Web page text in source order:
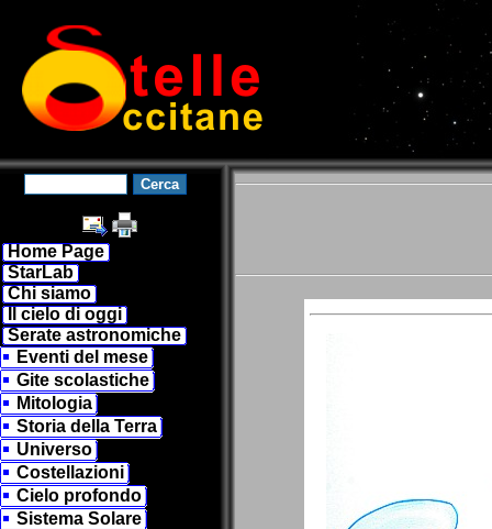
Home Page
StarLab
Chi siamo
Il cielo di oggi
Serate astronomiche
Eventi del mese
Gite scolastiche
Mitologia
Storia della Terra
Universo
Costellazioni
Cielo profondo
Sistema Solare